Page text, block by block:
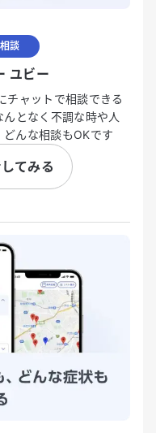
談
ユビー
チャットで相談できる
となく不調な時や人
んな相談もOKです
てみる